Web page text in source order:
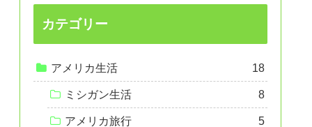
カテゴリー
アメリカ生活 18
ミシガン生活 8
アメリカ旅行 5